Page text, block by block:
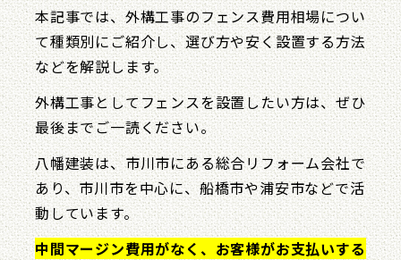
本記事では、外構工事のフェンス費用相場につい
て種類別にご紹介し、選び方や安く設置する方法
などを解説します。
外構工事としてフェンスを設置したい方は、ぜひ
最後までご一読ください。
八幡建装は、市川市にある総合リフォーム会社で
あり、市川市を中心に、船橋市や浦安市などで活
動しています。
中間マージン費用がなく、お客様がお支払いする